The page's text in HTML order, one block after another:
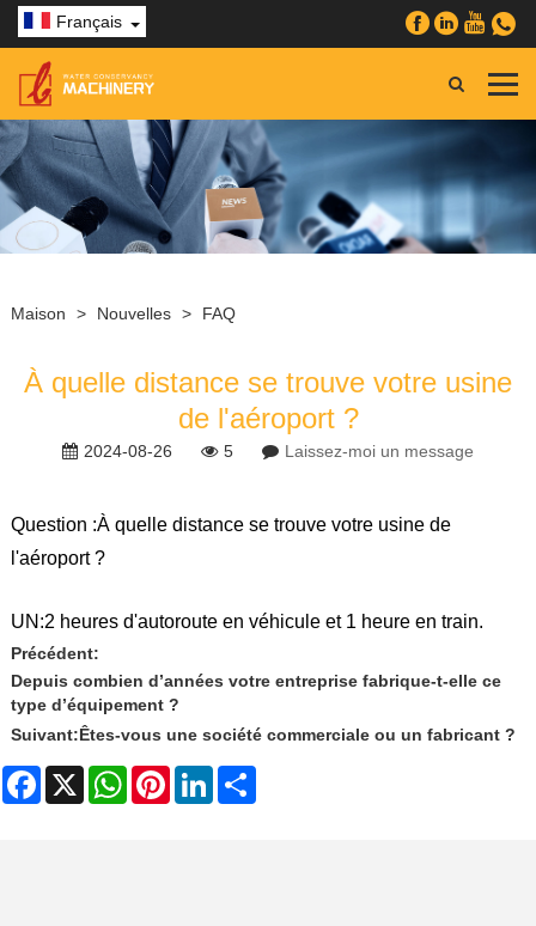
Français
Maison > Nouvelles > FAQ
À quelle distance se trouve votre usine
de l'aéroport ?
2024-08-26 5 Laissez-moi un message
Question :À quelle distance se trouve votre usine de
l'aéroport ?
UN:2 heures d'autoroute en véhicule et 1 heure en train.
Précédent:
Depuis combien d’années votre entreprise fabrique-t-elle ce
type d’équipement ?
Suivant:Êtes-vous une société commerciale ou un fabricant ?
Facebook
X WhatsAppPinterestLinkedIn